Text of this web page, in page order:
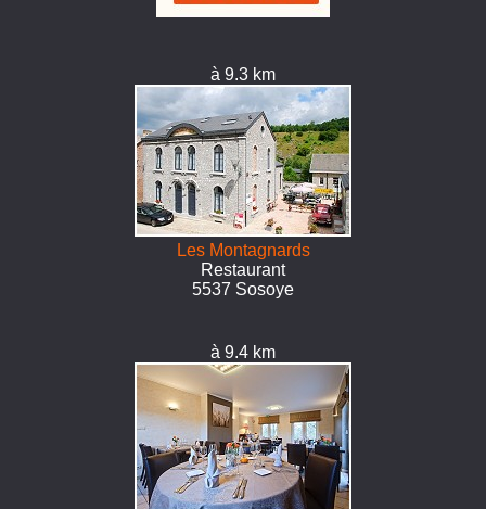
à 9.3 km
Les Montagnards
Restaurant
5537 Sosoye
à 9.4 km